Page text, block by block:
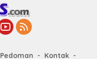
Pedoman Kontak